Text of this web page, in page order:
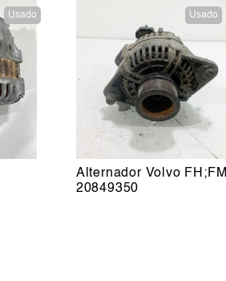
Usado Usado
Alternador Volvo FH;FM
20849350